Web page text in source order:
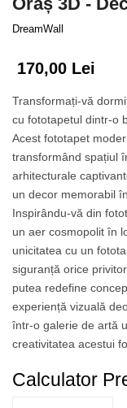
Watercolor
DreamWall
170,00 Lei
Transformați-vă
cu fototapetul dintr-o
Acest fototapet
transformând spațiul
arhitecturale
un decor memorabil
Inspirându-vă din
un aer cosmopolit în
unicitatea cu un
siguranță orice
putea redefine
experiență vizuală
într-o galerie de artă
creativitatea acestui
Calculator